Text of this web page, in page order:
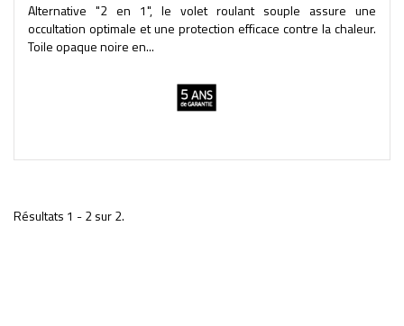
Alternative "2 en 1", le volet roulant souple assure une
occultation optimale et une protection efficace contre la chaleur.
Toile opaque noire en...
Résultats 1 - 2 sur 2.